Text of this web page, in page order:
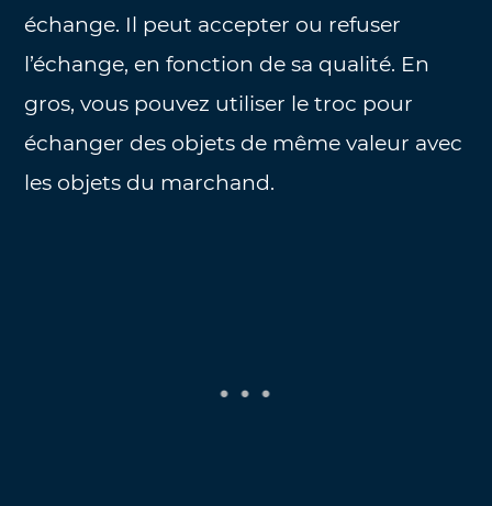
échange. Il peut accepter ou refuser
l’échange, en fonction de sa qualité. En
gros, vous pouvez utiliser le troc pour
échanger des objets de même valeur avec
les objets du marchand.